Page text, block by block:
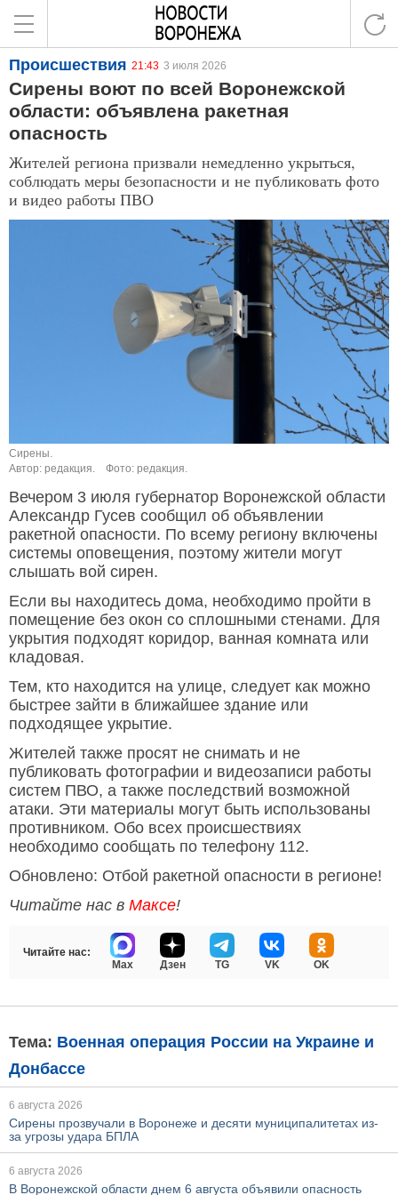
Происшествия 21:43 3 июля 2026
Сирены воют по всей Воронежской
области: объявлена ракетная
опасность
Жителей региона призвали немедленно укрыться,
соблюдать меры безопасности и не публиковать фото
и видео работы ПВО
Сирены.
Автор: редакция.
Фото: редакция.
Вечером 3 июля губернатор Воронежской области
Александр Гусев сообщил об объявлении
ракетной опасности. По всему региону включены
системы оповещения, поэтому жители могут
слышать вой сирен.
Если вы находитесь дома, необходимо пройти в
помещение без окон со сплошными стенами. Для
укрытия подходят коридор, ванная комната или
кладовая.
Тем, кто находится на улице, следует как можно
быстрее зайти в ближайшее здание или
подходящее укрытие.
Жителей также просят не снимать и не
публиковать фотографии и видеозаписи работы
систем ПВО, а также последствий возможной
атаки. Эти материалы могут быть использованы
противником. Обо всех происшествиях
необходимо сообщать по телефону 112.
Обновлено: Отбой ракетной опасности в регионе!
Читайте нас в Максе!
Читайте нас:
Max
Дзен TG VK OK
Тема: Военная операция России на Украине и
Донбассе
6 августа 2026
Сирены прозвучали в Воронеже и десяти муниципалитетах из-
за угрозы удара БПЛА
6 августа 2026
В Воронежской области днем 6 августа объявили опасность